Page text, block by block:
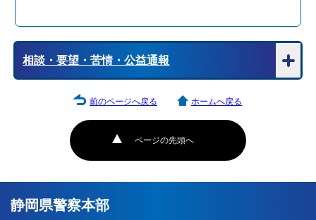
相談・要望・苦情・公益通報
ページの先頭へ
前のページへ戻る ホームへ戻る
静岡県警察本部